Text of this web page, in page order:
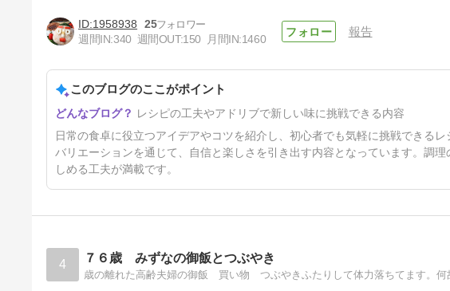
む孫 回復食はうなぎと玉子の
うな玉丼！
1年前
1958938
25
週間IN:340 週間OUT:150 月間IN:1460
報告
このブログのここがポイント
レシピの工夫やアドリブで新しい味に挑戦できる内容
日常の食卓に役立つアイデアやコツを紹介し、初心者でも気軽に挑戦できる
バリエーションを通じて、自信と楽しさを引き出す内容となっています。調
しめる工夫が満載です。
4 ７６歳 みずなの御飯とつぶやき
歳の離れた高齢夫婦の御飯 買い物 つぶやきふたりして体力落ちてます。何